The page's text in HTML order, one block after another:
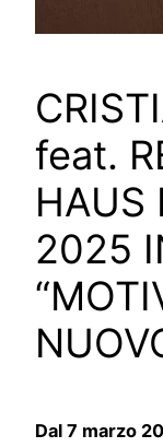
feat.
HAUS
2025
Dal 7 marzo